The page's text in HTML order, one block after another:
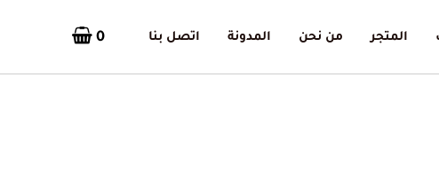
المتجر من نحن المدونة اتصل بنا 0